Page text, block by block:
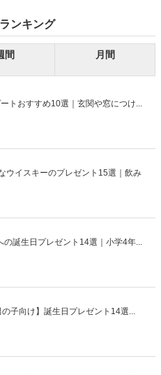
ンキング
間 月間
トおすすめ10選｜玄関や窓につけ...
ウイスキーのプレゼント15選｜飲み
の誕生日プレゼント14選｜小学4年...
の子向け】誕生日プレゼント14選...